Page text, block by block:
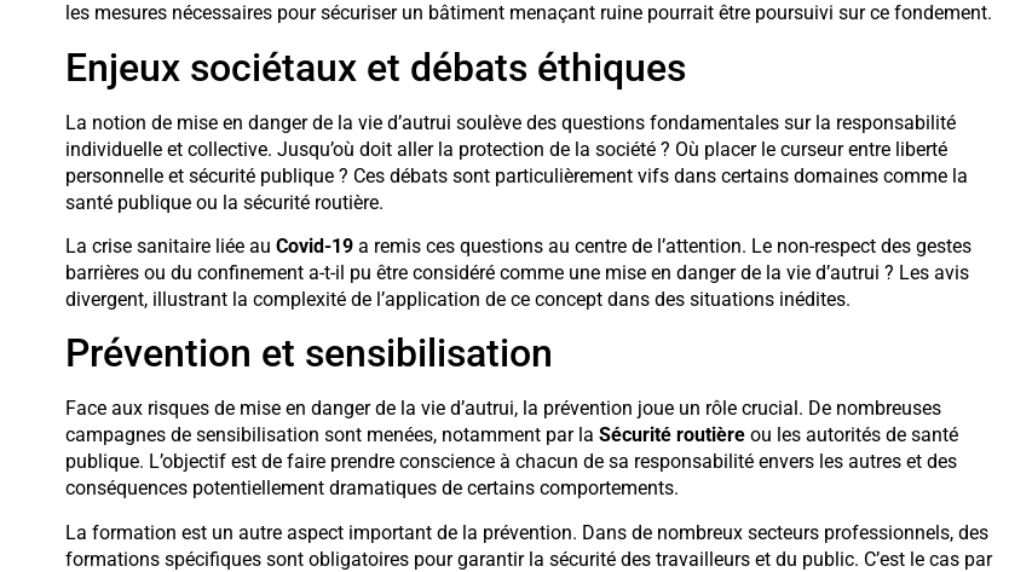
les mesures nécessaires pour sécuriser un bâtiment menaçant ruine pourrait être poursuivi sur ce fondement.
Enjeux sociétaux et débats éthiques
La notion de mise en danger de la vie d’autrui soulève des questions fondamentales sur la responsabilité
individuelle et collective. Jusqu’où doit aller la protection de la société ? Où placer le curseur entre liberté
personnelle et sécurité publique ? Ces débats sont particulièrement vifs dans certains domaines comme la
santé publique ou la sécurité routière.
La crise sanitaire liée au Covid-19a remis ces questions au centre de l’attention. Le non-respect des gestes
barrières ou du confinement a-t-il pu être considéré comme une mise en danger de la vie d’autrui ? Les avis
divergent, illustrant la complexité de l’application de ce concept dans des situations inédites.
Prévention et sensibilisation
Face aux risques de mise en danger de la vie d’autrui, la prévention joue un rôle crucial. De nombreuses
campagnes de sensibilisation sont menées, notamment par la Sécurité routièreou les autorités de santé
publique. L’objectif est de faire prendre conscience à chacun de sa responsabilité envers les autres et des
conséquences potentiellement dramatiques de certains comportements.
La formation est un autre aspect important de la prévention. Dans de nombreux secteurs professionnels, des
formations spécifiques sont obligatoires pour garantir la sécurité des travailleurs et du public. C’est le cas par